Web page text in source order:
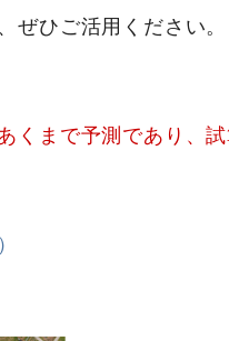
ぜひご活用ください。
くまで予測であり、